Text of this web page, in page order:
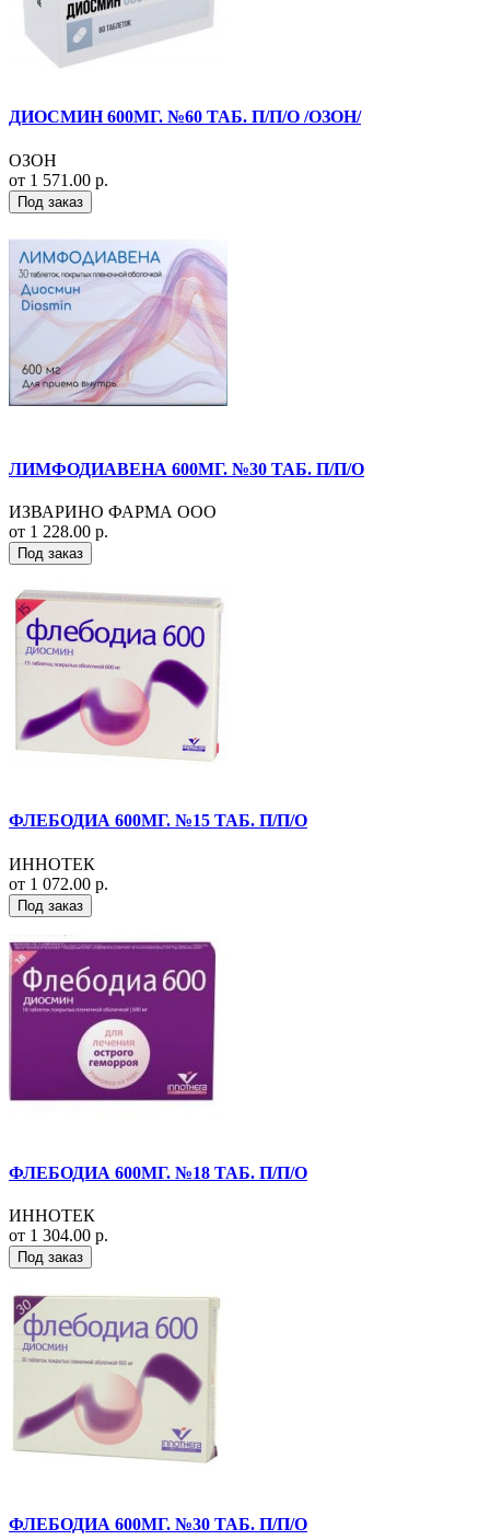
ДИОСМИН 600МГ. №60 ТАБ. П/П/О /ОЗОН/
ОЗОН
от 1 571.00 р.
Под заказ
ЛИМФОДИАВЕНА 600МГ. №30 ТАБ. П/П/О
ИЗВАРИНО ФАРМА ООО
от 1 228.00 р.
Под заказ
ФЛЕБОДИА 600МГ. №15 ТАБ. П/П/О
ИННОТЕК
от 1 072.00 р.
Под заказ
ФЛЕБОДИА 600МГ. №18 ТАБ. П/П/О
ИННОТЕК
от 1 304.00 р.
Под заказ
ФЛЕБОДИА 600МГ. №30 ТАБ. П/П/О